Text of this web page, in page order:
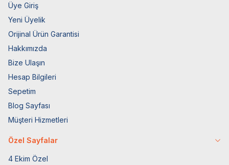
Üye Giriş
Yeni Üyelik
Orijinal Ürün Garantisi
Hakkımızda
Bize Ulaşın
Hesap Bilgileri
Sepetim
Blog Sayfası
Müşteri Hizmetleri
Özel Sayfalar
4 Ekim Özel